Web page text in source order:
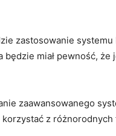
zastosowanie
miał⁢ pewność,⁣
zaawansowanego
korzystać‍ z